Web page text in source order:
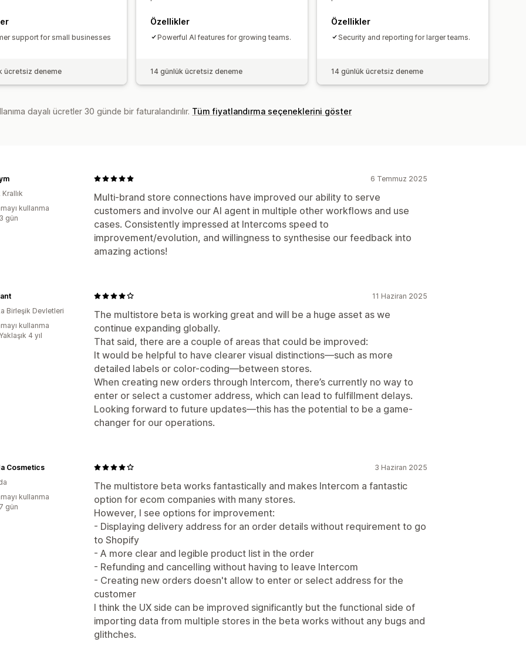
support for small businesses
ücretsiz deneme
Özellikler
Powerful AI features for growing teams.
14 günlük ücretsiz deneme
Özellikler
Security and reporting for larger teams.
14 günlük ücretsiz deneme
dayalı ücretler 30 günde bir faturalandırılır. Tüm fiyatlandırma seçeneklerini göster
6 Temmuz 2025
Multi-brand store connections have improved our ability to serve
customers and involve our AI agent in multiple other workflows and use
cases. Consistently impressed at Intercoms speed to
improvement/evolution, and willingness to synthesise our feedback into
amazing actions!
kullanma
gün
11 Haziran 2025
The multistore beta is working great and will be a huge asset as we
continue expanding globally.
That said, there are a couple of areas that could be improved:
It would be helpful to have clearer visual distinctions—such as more
detailed labels or color-coding—between stores.
When creating new orders through Intercom, there’s currently no way to
enter or select a customer address, which can lead to fulfillment delays.
Looking forward to future updates—this has the potential to be a game-
changer for our operations.
Birleşik Devletleri
kullanma
4 yıl
3 Haziran 2025
The multistore beta works fantastically and makes Intercom a fantastic
option for ecom companies with many stores.
However, I see options for improvement:
- Displaying delivery address for an order details without requirement to go
to Shopify
- A more clear and legible product list in the order
- Refunding and cancelling without having to leave Intercom
- Creating new orders doesn't allow to enter or select address for the
customer
I think the UX side can be improved significantly but the functional side of
importing data from multiple stores in the beta works without any bugs and
glithches.
Cosmetics
kullanma
gün